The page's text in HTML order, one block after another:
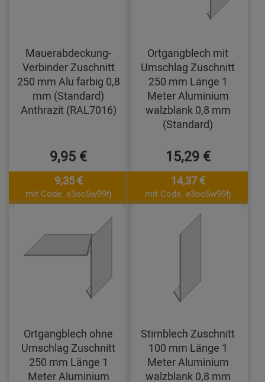
Mauerabdeckung-
Verbinder Zuschnitt
250 mm Alu farbig 0,8
mm (Standard)
Anthrazit (RAL7016)
9,95 €
9,35 €
mit Code: e3oc5w99fj
Ortgangblech mit
Umschlag Zuschnitt
250 mm Länge 1
Meter Aluminium
walzblank 0,8 mm
(Standard)
15,29 €
14,37 €
mit Code: e3oc5w99fj
Ortgangblech ohne
Umschlag Zuschnitt
250 mm Länge 1
Meter Aluminium
Stirnblech Zuschnitt
100 mm Länge 1
Meter Aluminium
walzblank 0,8 mm